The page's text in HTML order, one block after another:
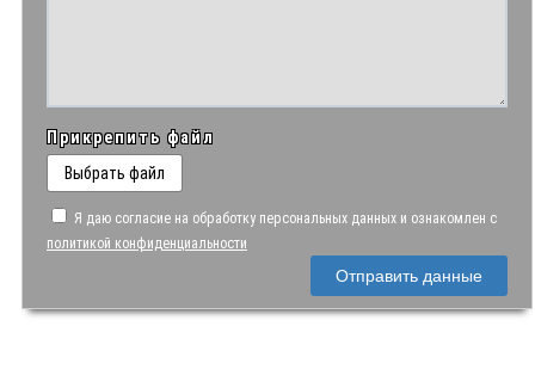
Прикрепить файл
Выбрать файл
Я даю согласие на обработку персональных данных и ознакомлен с
политикой конфиденциальности
Отправить данные